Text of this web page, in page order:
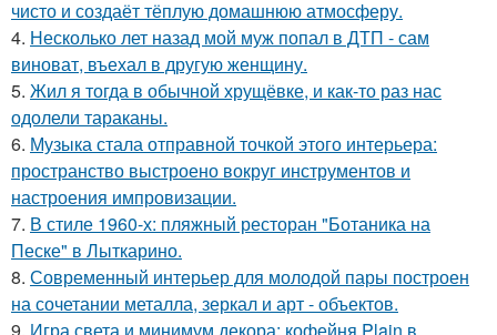
чисто и создаёт тёплую домашнюю атмосферу.
4. Несколько лет назад мой муж попал в ДТП - сам
виноват, въехал в другую женщину.
5. Жил я тогда в обычной хрущёвке, и как-то раз нас
одолели тараканы.
6. Музыка стала отправной точкой этого интерьера:
пространство выстроено вокруг инструментов и
настроения импровизации.
7. В стиле 1960-х: пляжный ресторан "Ботаника на
Песке" в Лыткарино.
8. Современный интерьер для молодой пары построен
на сочетании металла, зеркал и арт - объектов.